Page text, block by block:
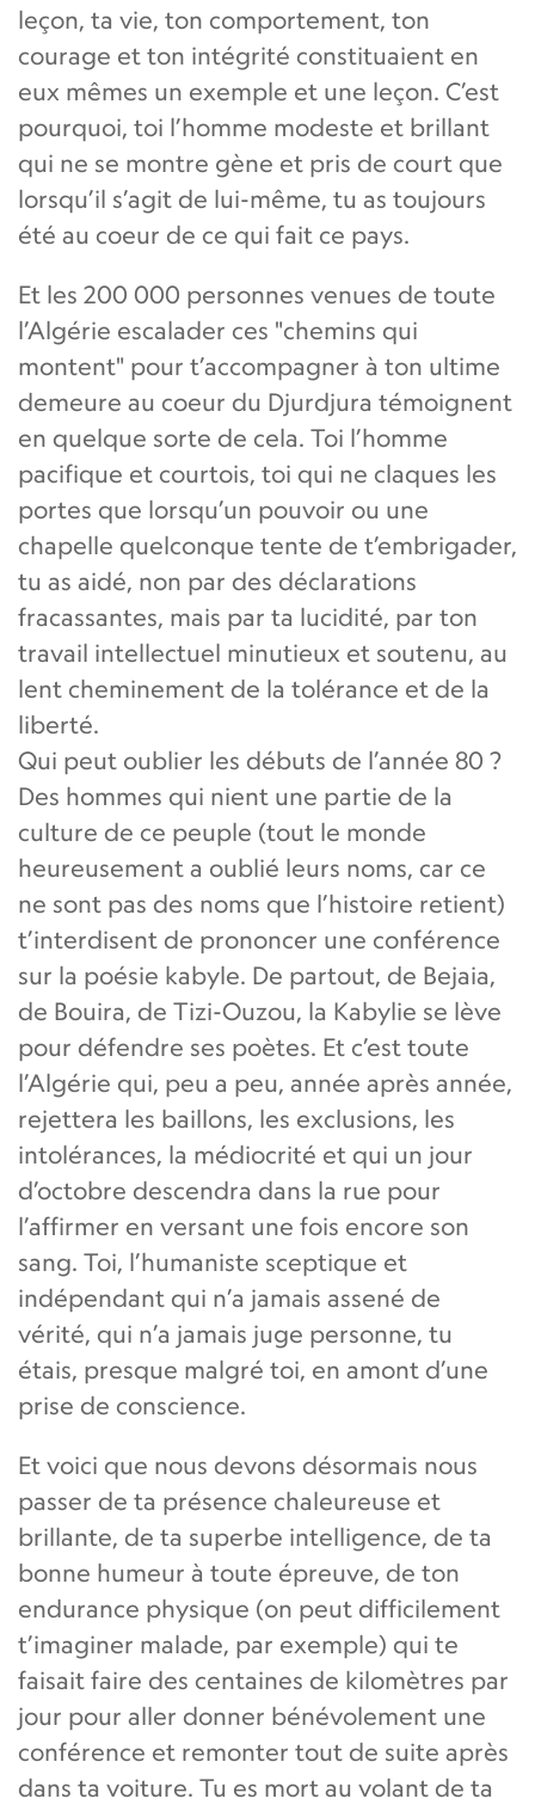
leçon, ta vie, ton comportement, ton
courage et ton intégrité constituaient en
eux mêmes un exemple et une leçon. C’est
pourquoi, toi l’homme modeste et brillant
qui ne se montre gène et pris de court que
lorsqu’il s’agit de lui-même, tu as toujours
été au coeur de ce qui fait ce pays.
Et les 200 000 personnes venues de toute
l’Algérie escalader ces "chemins qui
montent" pour t’accompagner à ton ultime
demeure au coeur du Djurdjura témoignent
en quelque sorte de cela. Toi l’homme
pacifique et courtois, toi qui ne claques les
portes que lorsqu’un pouvoir ou une
chapelle quelconque tente de t’embrigader,
tu as aidé, non par des déclarations
fracassantes, mais par ta lucidité, par ton
travail intellectuel minutieux et soutenu, au
lent cheminement de la tolérance et de la
liberté.
Qui peut oublier les débuts de l’année 80 ?
Des hommes qui nient une partie de la
culture de ce peuple (tout le monde
heureusement a oublié leurs noms, car ce
ne sont pas des noms que l’histoire retient)
t’interdisent de prononcer une conférence
sur la poésie kabyle. De partout, de Bejaia,
de Bouira, de Tizi-Ouzou, la Kabylie se lève
pour défendre ses poètes. Et c’est toute
l’Algérie qui, peu a peu, année après année,
rejettera les baillons, les exclusions, les
intolérances, la médiocrité et qui un jour
d’octobre descendra dans la rue pour
l’affirmer en versant une fois encore son
sang. Toi, l’humaniste sceptique et
indépendant qui n’a jamais assené de
vérité, qui n’a jamais juge personne, tu
étais, presque malgré toi, en amont d’une
prise de conscience.
Et voici que nous devons désormais nous
passer de ta présence chaleureuse et
brillante, de ta superbe intelligence, de ta
bonne humeur à toute épreuve, de ton
endurance physique (on peut difficilement
t’imaginer malade, par exemple) qui te
faisait faire des centaines de kilomètres par
jour pour aller donner bénévolement une
conférence et remonter tout de suite après
dans ta voiture. Tu es mort au volant de ta